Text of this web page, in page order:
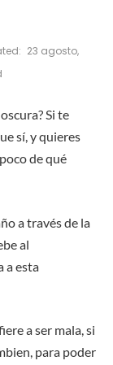
23 agosto,
Si te
sí, y quieres
de qué
a través de la
al
a esta
a ser mala, si
para poder